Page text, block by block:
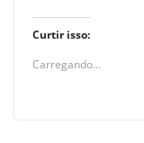
Curtir isso:
Carregando...